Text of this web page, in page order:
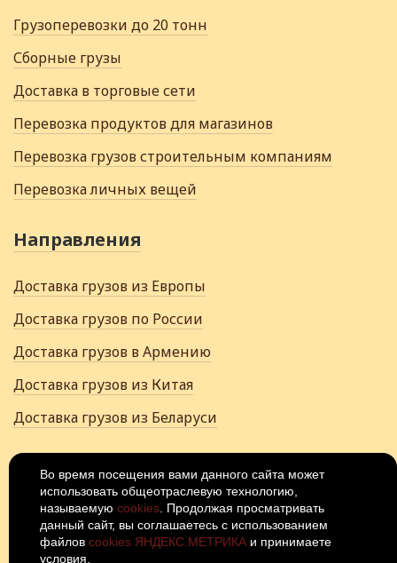
Грузоперевозки до 20 тонн
Сборные грузы
Доставка в торговые сети
Перевозка продуктов для магазинов
Перевозка грузов строительным компаниям
Перевозка личных вещей
Направления
Доставка грузов из Европы
Доставка грузов по России
Доставка грузов в Армению
Доставка грузов из Китая
Доставка грузов из Беларуси
+7 (922) 502-28-06
Россия, Иваново, 15-й проезд, 4Щ
© 2026Политика
конфиденциальности
Во время посещения вами данного сайта может
использовать общеотраслевую технологию,
называемую cookies . Продолжая просматривать
данный сайт, вы соглашаетесь с использованием
файлов cookies ЯНДЕКС.МЕТРИКА и принимаете
условия.